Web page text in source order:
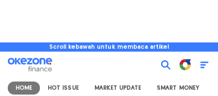
Scroll kebawah untuk membaca artikel
HOME HOT ISSUE MARKET UPDATE SMART MONEY